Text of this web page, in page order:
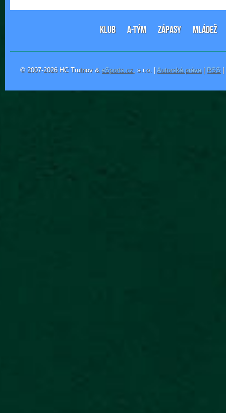
KLUB A-TÝM ZÁPASY MLÁDEŽ
© 2007-2026 HC Trutnov & eSports.cz, s.r.o. |Autorská práva| RSS |